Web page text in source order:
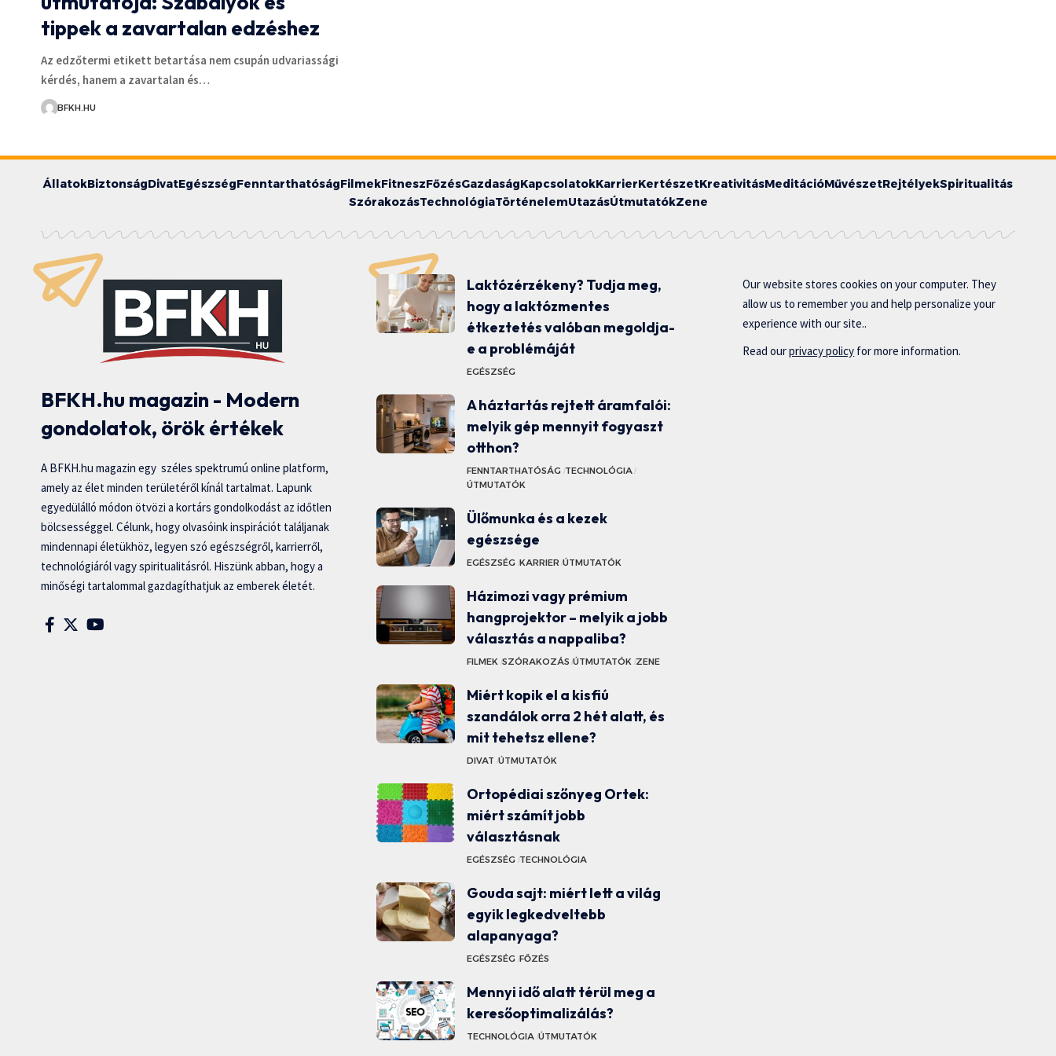
tippek a zavartalan edzéshez
Az edzőtermi etikett betartása nem csupán udvariassági
kérdés, hanem a zavartalan és…
BFKH.HU
ÁllatokBiztonságDivatEgészségFenntarthatóságFilmekFitneszFőzésGazdaságKapcsolatokKarrierKertészetKreativitásMeditációMűvészetRejtélyekSpiritualitás
SzórakozásTechnológiaTörténelemUtazásÚtmutatókZene
BFKH.hu magazin - Modern
gondolatok, örök értékek
A BFKH.hu magazin egy széles spektrumú online platform,
amely az élet minden területéről kínál tartalmat. Lapunk
egyedülálló módon ötvözi a kortárs gondolkodást az időtlen
bölcsességgel. Célunk, hogy olvasóink inspirációt találjanak
mindennapi életükhöz, legyen szó egészségről, karrierről,
technológiáról vagy spiritualitásról. Hiszünk abban, hogy a
minőségi tartalommal gazdagíthatjuk az emberek életét.
Laktózérzékeny? Tudja meg,
hogy a laktózmentes
étkeztetés valóban megoldja-
e a problémáját
EGÉSZSÉG
A háztartás rejtett áramfalói:
melyik gép mennyit fogyaszt
otthon?
FENNTARTHATÓSÁG TECHNOLÓGIA
ÚTMUTATÓK
Ülőmunka és a kezek
egészsége
EGÉSZSÉG KARRIER ÚTMUTATÓK
Házimozi vagy prémium
hangprojektor – melyik a jobb
választás a nappaliba?
FILMEK SZÓRAKOZÁS ÚTMUTATÓK ZENE
Miért kopik el a kisfiú
szandálok orra 2 hét alatt, és
mit tehetsz ellene?
DIVAT ÚTMUTATÓK
Ortopédiai szőnyeg Ortek:
miért számít jobb
választásnak
EGÉSZSÉG TECHNOLÓGIA
Gouda sajt: miért lett a világ
egyik legkedveltebb
alapanyaga?
EGÉSZSÉG FŐZÉS
Mennyi idő alatt térül meg a
keresőoptimalizálás?
TECHNOLÓGIA ÚTMUTATÓK
Our website stores cookies on your computer. They
allow us to remember you and help personalize your
experience with our site..
Read ourprivacy policy for more information.